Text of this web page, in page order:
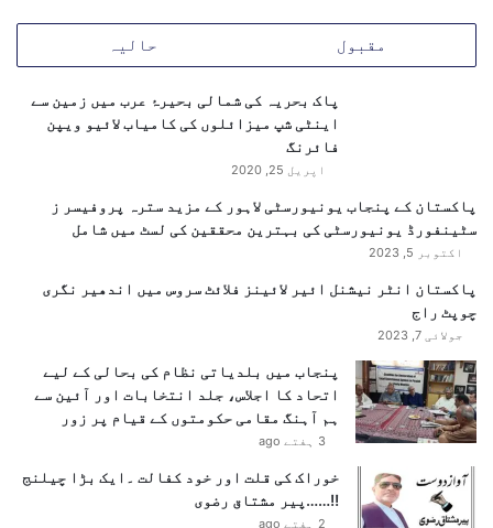
ش
ک
مقبول حالیہ
پاک بحریہ کی شمالی بحیرۂ عرب میں زمین سے
اینٹی شپ میزائلوں کی کامیاب لائیو ویپن
فائرنگ
اپریل 25, 2020
پاکستان کے پنجاب یونیورسٹی لاہور کے مزید سترہ پروفیسر ز
سٹینفورڈ یونیورسٹی کی بہترین محققین کی لسٹ میں شامل
اکتوبر 5, 2023
پاکستان انٹر نیشنل ائیر لائینز فلائٹ سروس میں اندھیر نگری
چوپٹ راج
جولائی 7, 2023
پنجاب میں بلدیاتی نظام کی بحالی کے لیے
اتحاد کا اجلاس، جلد انتخابات اور آئین سے
ہم آہنگ مقامی حکومتوں کے قیام پر زور
3 ہفتے ago
خوراک کی قلت اور خود کفالت ۔ایک بڑا چیلنج
!!……پیر مشتاق رضوی
2 ہفتے ago